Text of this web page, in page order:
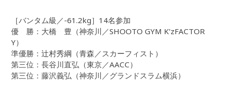
［バンタム級／-61.2kg］14名参加
優 勝：大橋 豊（神奈川／SHOOTO GYM K’zFACTOR
Y）
準優勝：辻村秀綱（青森／スカーフィスト）
第三位：長谷川直弘（東京／AACC）
第三位：藤沢義弘（神奈川／グランドスラム横浜）